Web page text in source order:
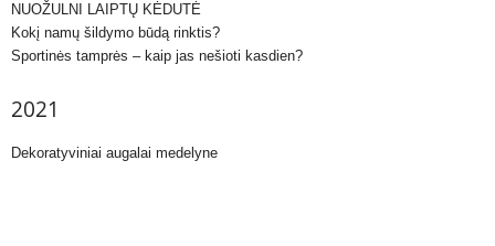
NUOŽULNI LAIPTŲ KĖDUTĖ
Kokį namų šildymo būdą rinktis?
Sportinės tamprės – kaip jas nešioti kasdien?
2021
Dekoratyviniai augalai medelyne